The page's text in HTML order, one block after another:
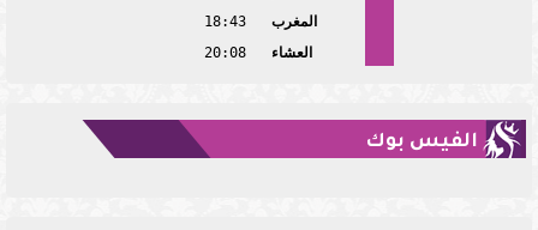
المغرب
18:43
العشاء
20:08
الفيس بوك